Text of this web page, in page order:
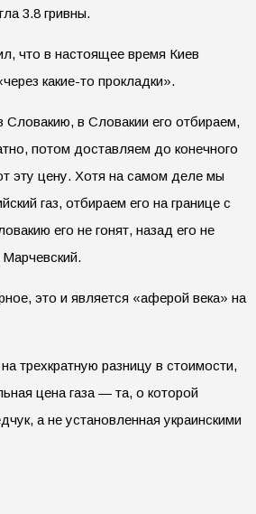
3.8 гривны.
что в настоящее время Киев
какие-то прокладки».
Словакию, в Словакии его отбираем,
потом доставляем до конечного
эту цену. Хотя на самом деле мы
газ, отбираем его на границе с
его не гонят, назад его не
это и является «аферой века» на
трехкратную разницу в стоимости,
цена газа — та, о которой
а не установленная украинскими